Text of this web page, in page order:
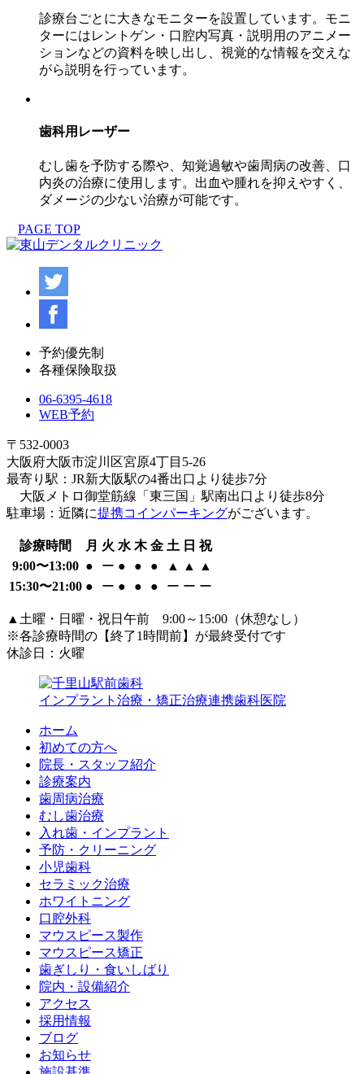
診療台ごとに大きなモニターを設置しています。モニ
ターにはレントゲン・口腔内写真・説明用のアニメー
ションなどの資料を映し出し、視覚的な情報を交えな
がら説明を行っています。
歯科用レーザー
むし歯を予防する際や、知覚過敏や歯周病の改善、口
内炎の治療に使用します。出血や腫れを抑えやすく、
ダメージの少ない治療が可能です。
PAGE TOP
予約優先制
各種保険取扱
06-6395-4618
WEB予約
〒532-0003
大阪府大阪市淀川区宮原4丁目5-26
最寄り駅：JR新大阪駅の4番出口より徒歩7分
大阪メトロ御堂筋線「東三国」駅南出口より徒歩8分
駐車場：近隣に提携コインパーキングがございます。
診療時間 月 火 水 木 金 土 日 祝
9:00〜13:00 ● ー ● ● ● ▲ ▲
▲
15:30〜21:00 ● ー ● ● ● ー ー ー
▲土曜・日曜・祝日午前 9:00～15:00（休憩なし）
※各診療時間の【終了1時間前】が最終受付です
休診日：火曜
インプラント治療・矯正治療連携歯科医院
ホーム
初めての方へ
院長・スタッフ紹介
診療案内
歯周病治療
むし歯治療
入れ歯・インプラント
予防・クリーニング
小児歯科
セラミック治療
ホワイトニング
口腔外科
マウスピース製作
マウスピース矯正
歯ぎしり・食いしばり
院内・設備紹介
アクセス
採用情報
ブログ
お知らせ